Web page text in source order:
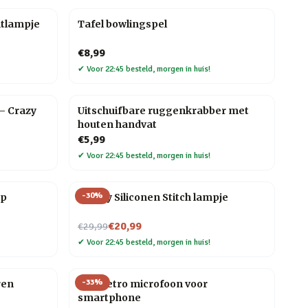
Tafel bowlingspel
€8,99
✔ Voor 22:45 besteld, morgen in huis!
Crazy
Uitschuifbare ruggenkrabber met
houten handvat
€5,99
✔ Voor 22:45 besteld, morgen in huis!
-30%
Disney Siliconen Stitch lampje
€29,99
Nu voor€20,99
✔ Voor 22:45 besteld, morgen in huis!
-33%
Mini retro microfoon voor
smartphone